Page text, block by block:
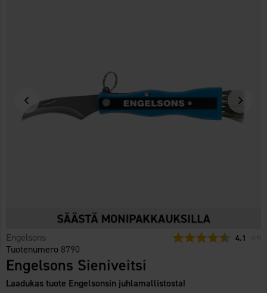
Engelsons
Tuotenumero 8790
4.1 19
Engelsons Sieniveitsi
Laadukas tuote Engelsonsin juhlamallistosta!